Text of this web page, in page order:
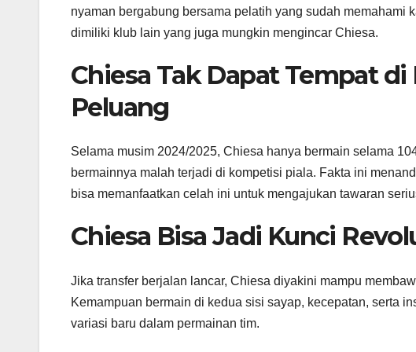
nyaman bergabung bersama pelatih yang sudah memahami
dimiliki klub lain yang juga mungkin mengincar Chiesa.
Chiesa Tak Dapat Tempat
Peluang
Selama musim 2024/2025, Chiesa hanya bermain selama
bermainnya malah terjadi di kompetisi piala. Fakta ini
bisa memanfaatkan celah ini untuk mengajukan tawaran
Chiesa Bisa Jadi Kunci
Jika transfer berjalan lancar, Chiesa diyakini mampu
Kemampuan bermain di kedua sisi sayap, kecepatan, serta
variasi baru dalam permainan tim.